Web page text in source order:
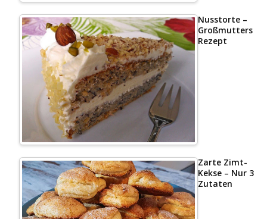
Nusstorte –
Großmutters
Rezept
Zarte Zimt-
Kekse – Nur 3
Zutaten